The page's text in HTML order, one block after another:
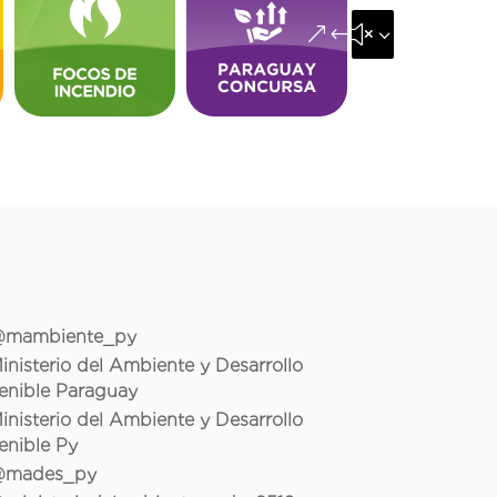
&#x35;
del Ambiente y Desarrollo
Paraguay
del Ambiente y Desarrollo
Py